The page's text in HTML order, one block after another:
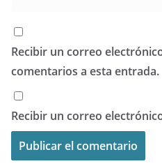
Recibir un correo
comentarios a esta entrada.
Recibir un correo